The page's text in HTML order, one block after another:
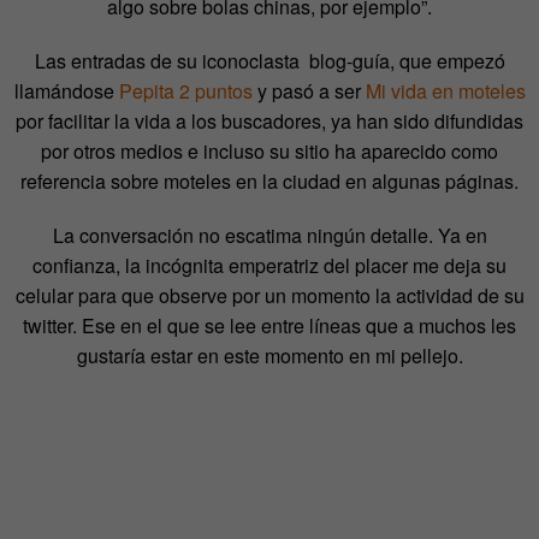
algo sobre bolas chinas, por ejemplo”.
Las entradas de su iconoclasta blog-guía, que empezó
llamándose Pepita 2 puntosy pasó a ser Mi vida en moteles
por facilitar la vida a los buscadores, ya han sido difundidas
por otros medios e incluso su sitio ha aparecido como
referencia sobre moteles en la ciudad en algunas páginas.
La conversación no escatima ningún detalle. Ya en
confianza, la incógnita emperatriz del placer me deja su
celular para que observe por un momento la actividad de su
twitter. Ese en el que se lee entre líneas que a muchos les
gustaría estar en este momento en mi pellejo.